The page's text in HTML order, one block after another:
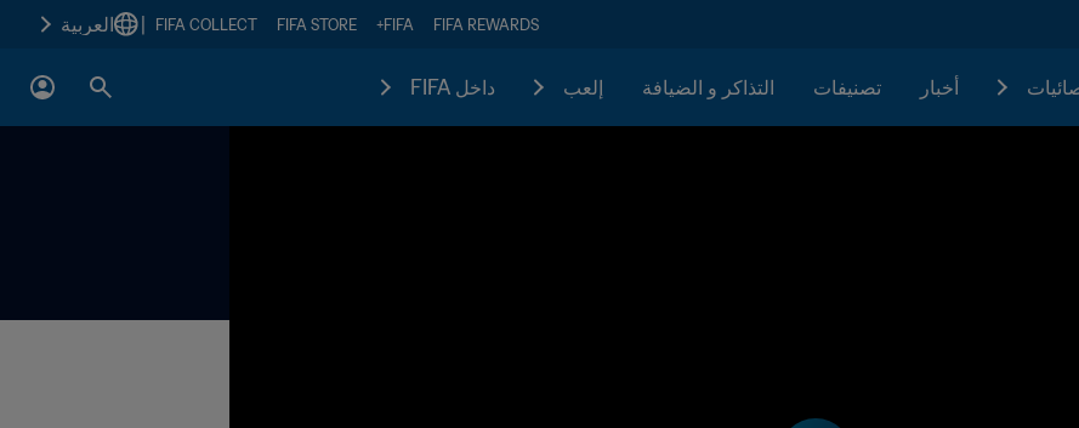
FIFA REWARDS
FIFA+
FIFA STORE
FIFA COLLECT العربية
أخبار تصنيفات التذاكر و الضيافة إلعب داخل FIFA